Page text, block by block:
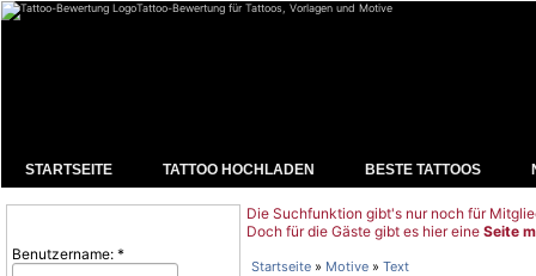
Tattoo-Bewertung für Tattoos, Vorlagen und Motive
STARTSEITE TATTOO HOCHLADEN BESTE TATTOOS
Benutzername: *
Die Suchfunktion gibt's nur noch für
Doch für die Gäste gibt es hier eine Seite
Startseite » Motive » Text